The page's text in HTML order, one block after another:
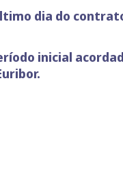
dia do
inicial